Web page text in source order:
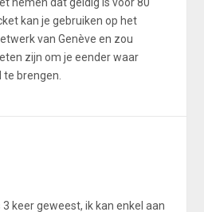
kan je gebruiken op het
van Genève en zou
zijn om je eender waar
te brengen.
3 keer geweest, ik kan enkel aan